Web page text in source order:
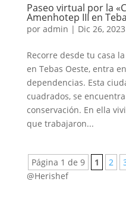
Paseo virtual por la
Amenhotep III en
por admin | Dic 26, 2023
Recorre desde tu casa
en Tebas Oeste, entra
dependencias. Esta
cuadrados, se
conservación. En ella
que trabajaron...
Página 1 de 9 1 2
@Herishef